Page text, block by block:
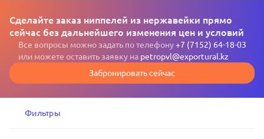
Сделайте заказ ниппелей из нержавейки прямо
сейчас без дальнейшего изменения цен и условий
Все вопросы можно задать по телефону+7 (7152) 64-18-03
или можете оставить заявку на petropvl@exportural.kz
Забронировать сейчас
Фильтры